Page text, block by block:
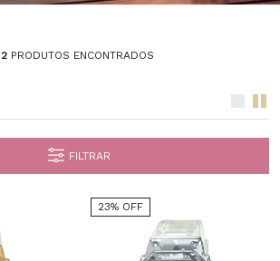
2PRODUTOS ENCONTRADOS
FILTRAR
23% OFF